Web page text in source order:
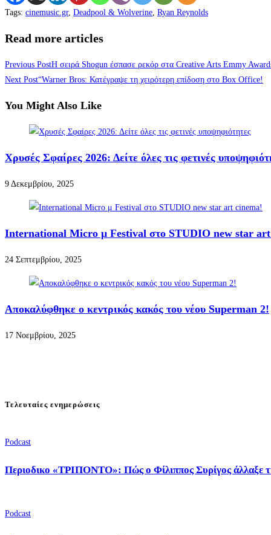
Tags: cinemusic.gr, Deadpool & Wolverine Ryan Reynolds
Read more articles
Previous PostΗ σειρά Shogun έσπασε ρεκόρ στα Creative Arts Emmy
Next Post“Warner Bros: Κατέγραψε τη χειρότερη επίδοση στο Box Office!
You Might Also Like
Χρυσές Σφαίρες 2026: Δείτε όλες τις φετινές
9 Δεκεμβρίου, 2025
International Micro μ Festival στο STUDIO new star
24 Σεπτεμβρίου, 2025
Αποκαλύφθηκε ο κεντρικός κακός του νέου Superman 2!
17 Νοεμβρίου, 2025
Τελευταίες ενημερώσεις
Podcast
Περιοδικο «ΤΡΙΠΟΝΤΟ»: Πώς ο Φίλιππος Συρίγος άλλαξε
Podcast